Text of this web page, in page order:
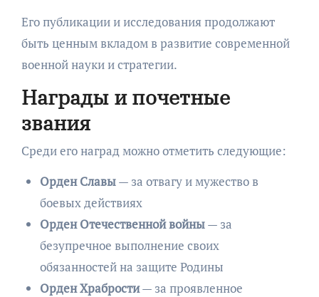
Его публикации и исследования продолжают
быть ценным вкладом в развитие современной
военной науки и стратегии.
Награды и почетные
звания
Среди его наград можно отметить следующие:
Орден Славы— за отвагу и мужество в
боевых действиях
Орден Отечественной войны— за
безупречное выполнение своих
обязанностей на защите Родины
Орден Храбрости— за проявленное